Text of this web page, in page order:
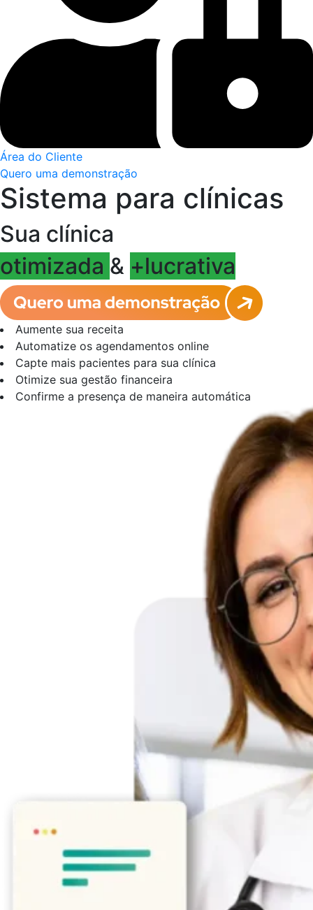
Área do Cliente
Quero uma demonstração
Sistema para clínicas
Sua clínica
otimizada & +lucrativa
Aumente sua receita
Automatize os agendamentos online
Capte mais pacientes para sua clínica
Otimize sua gestão financeira
Confirme a presença de maneira automática